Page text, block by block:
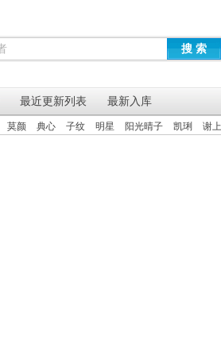
搜 索
最近更新列表 最新入库
莫颜 典心 子纹 明星 阳光晴子 凯琍 谢